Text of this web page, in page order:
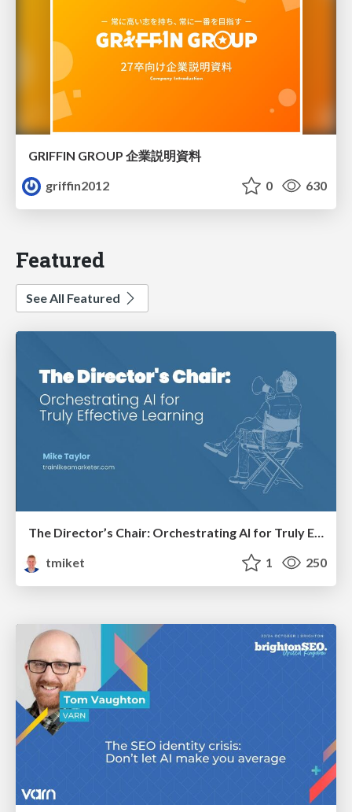
GRIFFIN GROUP 企業説明資料
griffin2012
0 630
Featured
See All Featured
The Director’s Chair: Orchestrating AI for Truly Effective Learning
tmiket
1 250